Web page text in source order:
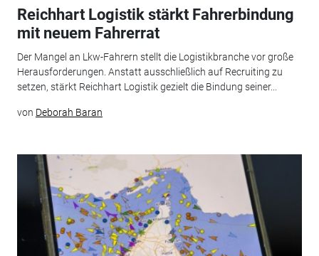
Reichhart Logistik stärkt Fahrerbindung
mit neuem Fahrerrat
Der Mangel an Lkw-Fahrern stellt die Logistikbranche vor große
Herausforderungen. Anstatt ausschließlich auf Recruiting zu
setzen, stärkt Reichhart Logistik gezielt die Bindung seiner...
von Deborah Baran